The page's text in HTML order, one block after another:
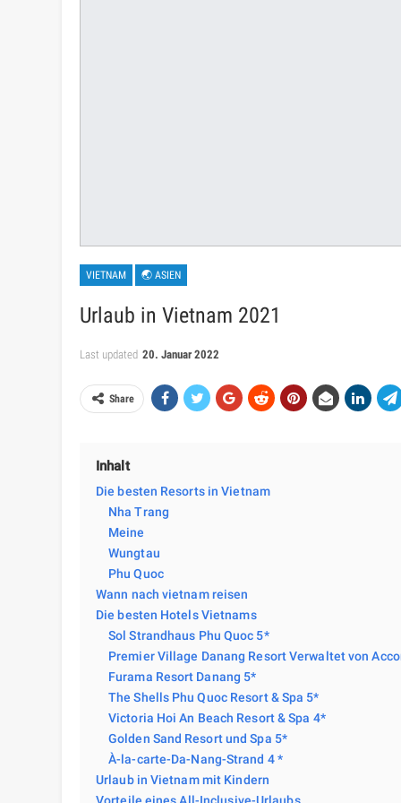
VIETNAM 🌏 ASIEN
Urlaub in Vietnam 2021
Last updated 20. Januar 2022
Share
Inhalt
Die besten Resorts in Vietnam
Nha Trang
Meine
Wungtau
Phu Quoc
Wann nach vietnam reisen
Die besten Hotels Vietnams
Sol Strandhaus Phu Quoc 5*
Premier Village Danang Resort Verwaltet von
Furama Resort Danang 5*
The Shells Phu Quoc Resort & Spa 5*
Victoria Hoi An Beach Resort & Spa 4*
Golden Sand Resort und Spa 5*
À-la-carte-Da-Nang-Strand 4 *
Urlaub in Vietnam mit Kindern
Vorteile eines All-Inclusive-Urlaubs